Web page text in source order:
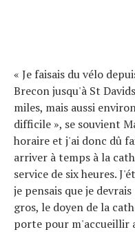
« Je faisais du vélo
Brecon jusqu'à St
miles, mais aussi
difficile », se souvient
horaire et j'ai donc dû
arriver à temps à la
service de six heures.
je pensais que je
gros, le doyen de la
porte pour m'accueillir